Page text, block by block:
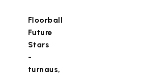
Floorball
Future
Stars
-
turnaus,